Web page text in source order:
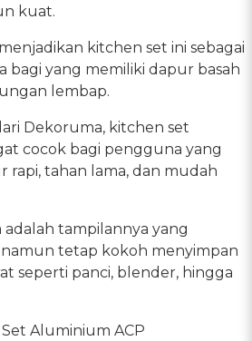
kuat.
kitchen set ini sebagai
bagi yang memiliki dapur basah
lembap.
Dekoruma, kitchen set
cocok bagi pengguna yang
rapi, tahan lama, dan mudah
tampilannya yang
tetap kokoh menyimpan
seperti panci, blender, hingga
Aluminium ACP